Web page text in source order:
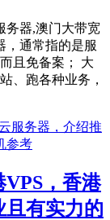
务器,澳门大带宽
，通常指的是服
且免备案； 大
、跑各种业务，
，香港
且有实力的